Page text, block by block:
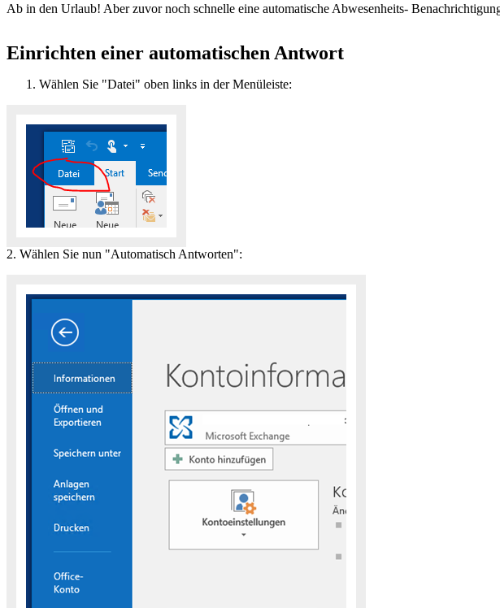
Ab in den Urlaub! Aber zuvor noch schnelle eine automatische Abwesenheits-
Einrichten einer automatischen Antwort
Wählen Sie "Datei" oben links in der Menüleiste:
2. Wählen Sie nun "Automatisch Antworten":